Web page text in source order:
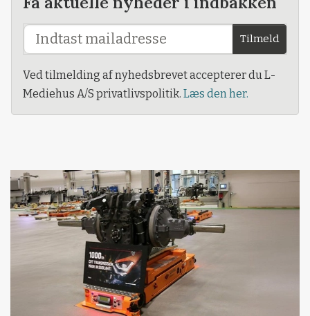
Tilmeld
Ved tilmelding af nyhedsbrevet accepterer du L-
Mediehus A/S privatlivspolitik. Læs den her.